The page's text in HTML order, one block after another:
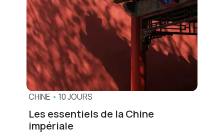
vous ressemble. Vous pouvez nous contacter
par mail ou téléphone ou bien venir nous voir
dans notre agence de Paris.
Voir plus
CHINE • 10 JOURS
Les essentiels de la Chine
impériale